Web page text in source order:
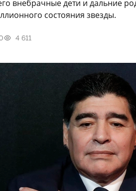
внебрачные дети и дальние
состояния звезды.
4 611